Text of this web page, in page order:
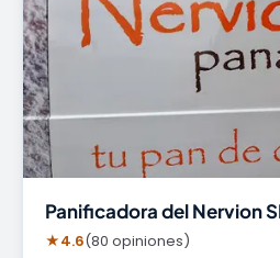
Panificadora del Nervion
★4.6(80 opiniones)